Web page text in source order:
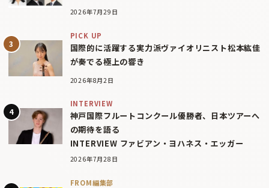
2026年7月29日
PICK UP
国際的に活躍する実力派ヴァイオリニスト松本紘佳
が奏でる極上の響き
2026年8月2日
INTERVIEW
神戸国際フルートコンクール優勝者、日本ツアーへ
の期待を語る
INTERVIEW ファビアン・ヨハネス・エッガー
2026年7月28日
FROM編集部